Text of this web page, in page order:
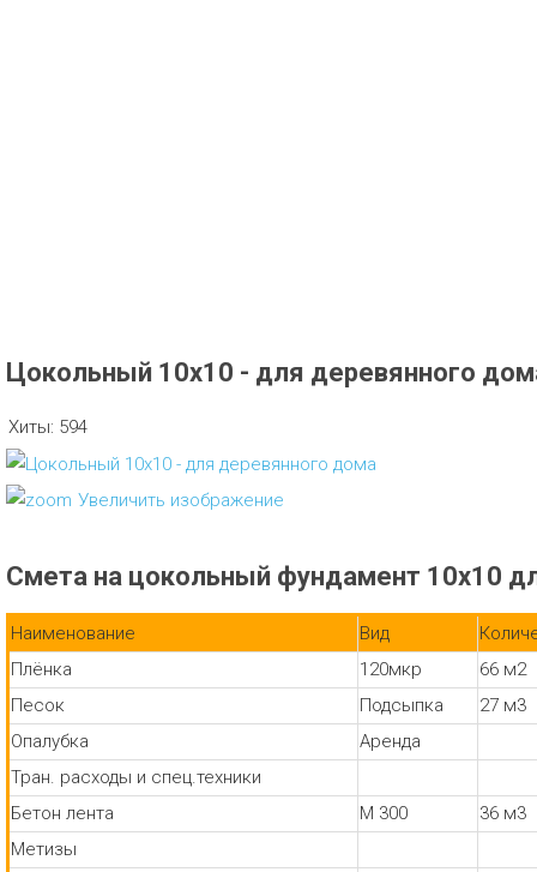
Цокольный 10х10 - для деревянного
Хиты: 594
Увеличить изображение
Смета на цокольный фундамент 10х10
Наименование Вид
Плёнка
120мкр
66 м2
Песок
Подсыпка
27 м3
Опалубка
Аренда
Тран. расходы и спец.техники
Бетон лента
М 300
36 м3
Метизы